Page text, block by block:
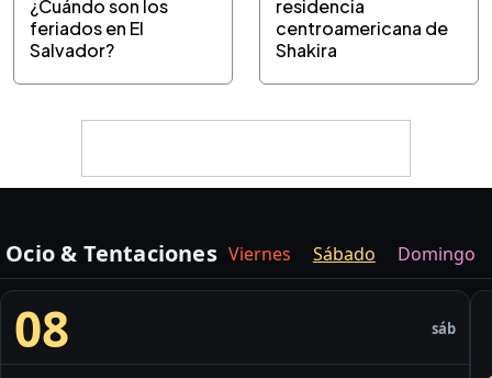
¿Cuándo son los
feriados en El
Salvador?
residencia
centroamericana de
Shakira